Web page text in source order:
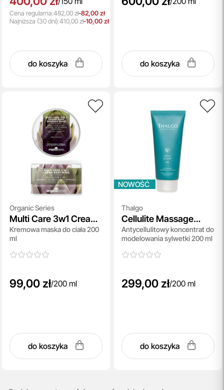
Cena regularna:482,00 zł-82,00 zł
Najniższa (30 dni):410,00 zł-10,00 zł
do koszyka do koszyka
Organic Series
Multi Care 3w1 Cream
Body Massage Mask
Kremowa maska do ciała 200
ml
99,00 zł/200 ml
do koszyka
NOWOŚĆ
Thalgo
Cellulite Massage
Concentrate
Antycellulitowy koncentrat do
modelowania sylwetki 200 ml
299,00 zł/200 ml
do koszyka